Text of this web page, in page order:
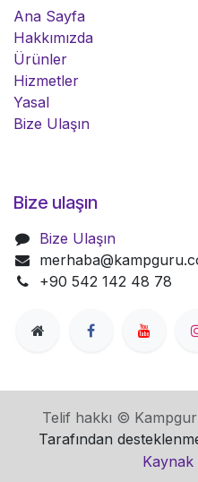
Ana Sayfa
Hakkımızda
Ürünler
Hizmetler
Yasal
Bize Ulaşın
Bize ulaşın
Bize Ulaşın
+90 542 142 48 78
Telif hakkı ©
Tarafından
Kaynak